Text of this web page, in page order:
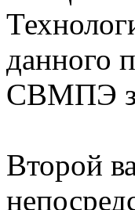
данного
СВМПЭ
Второй